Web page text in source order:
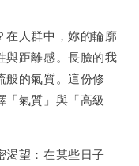
在人群中，妳的輪廓
與距離感。長臉的我
般的氣質。這份修
氣質」與「高級
渴望：在某些日子